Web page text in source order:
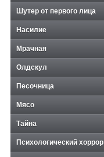
Шутер от первого лица
Насилие
Мрачная
Олдскул
Песочница
Мясо
Тайна
Психологический хоррор